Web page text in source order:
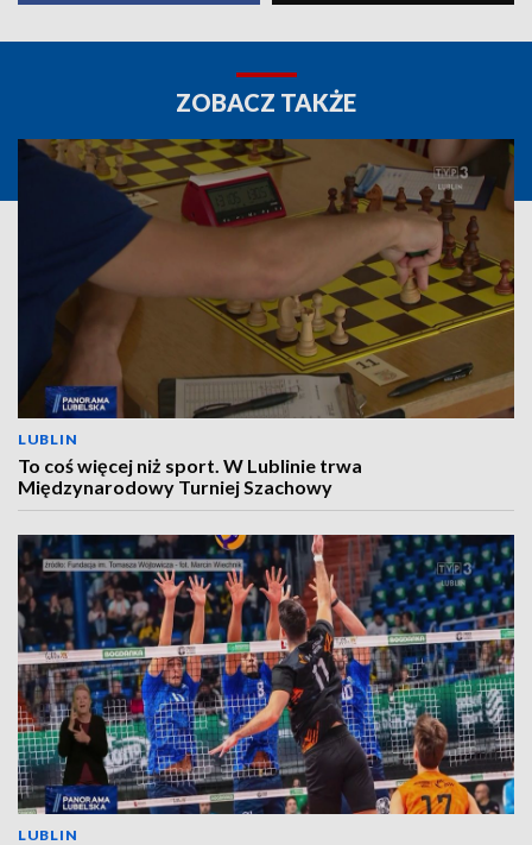
ZOBACZ TAKŻE
LUBLIN
To coś więcej niż sport. W Lublinie trwa
Międzynarodowy Turniej Szachowy
LUBLIN